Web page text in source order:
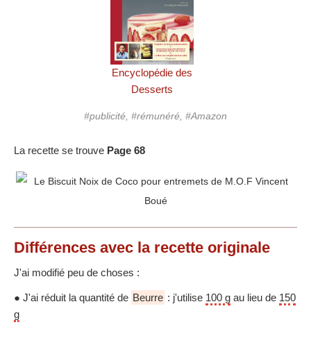
Encyclopédie des
Desserts
#publicité, #rémunéré, #Amazon
La recette se trouve Page 68
Différences avec la recette originale
J'ai modifié peu de choses :
● J'ai réduit la quantité de Beurre : j'utilise 100 g au lieu de 150
g